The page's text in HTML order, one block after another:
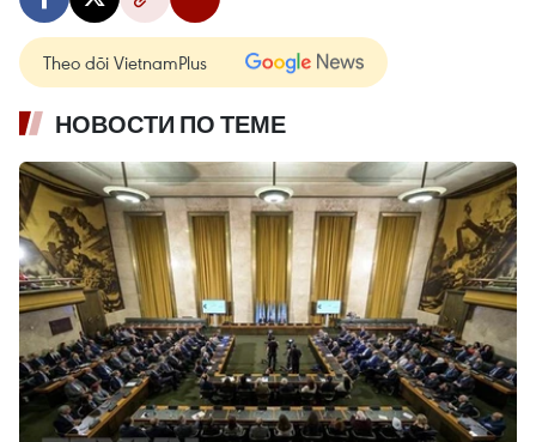
Theo dõi VietnamPlus
НОВОСТИ ПО ТЕМЕ